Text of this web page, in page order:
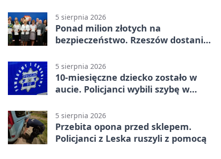
5 sierpnia 2026
Ponad milion złotych na
bezpieczeństwo. Rzeszów dostanie
5 sierpnia 2026
10-miesięczne dziecko zostało w
aucie. Policjanci wybili szybę w
5 sierpnia 2026
Przebita opona przed sklepem.
Policjanci z Leska ruszyli z pomocą